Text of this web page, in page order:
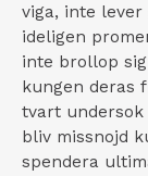
viga, inte
ideligen
inte brollop
kungen deras
tvart
bliv missnojd
spendera